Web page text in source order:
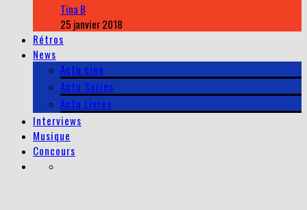
Tina B
25 janvier 2018
Rétros
News
Actu cine
Actu Series
Actu Livres
Interviews
Musique
Concours